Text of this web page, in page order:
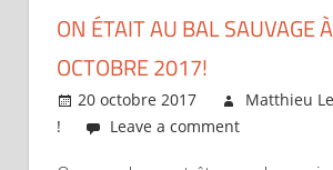
ON ÉTAIT AU BAL SAUVAGE
OCTOBRE 2017!
20 octobre 2017 Matthieu
!
Leave a comment